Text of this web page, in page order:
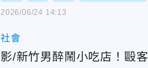
2026/06/24 14:13
社會
影/新竹男醉鬧小吃店！毆